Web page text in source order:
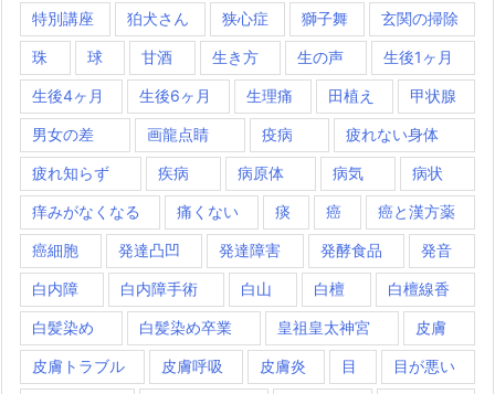
特別講座 狛犬さん 狭心症 獅子舞 玄関の掃除
珠 球 甘酒 生き方 生の声 生後1ヶ月
生後4ヶ月 生後6ヶ月 生理痛 田植え 甲状腺
男女の差 画龍点睛 疫病 疲れない身体
疲れ知らず 疾病 病原体 病気 病状
痒みがなくなる 痛くない 痰 癌 癌と漢方薬
癌細胞 発達凸凹 発達障害 発酵食品 発音
白内障 白内障手術 白山 白檀 白檀線香
白髪染め 白髪染め卒業 皇祖皇太神宮 皮膚
皮膚トラブル 皮膚呼吸 皮膚炎 目 目が悪い